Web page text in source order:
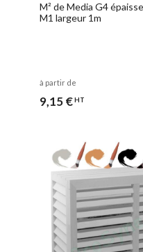
M² de Media G4
M1 largeur 1m
à partir de
9,15 €HT